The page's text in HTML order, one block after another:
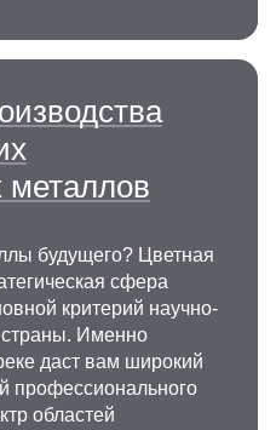
металлов
будущего? Цветная
сфера
критерий научно-
страны. Именно
даст вам широкий
профессионального
областей